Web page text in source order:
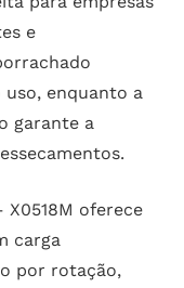
e
enquanto a
garante a
oferece
carga
por rotação,